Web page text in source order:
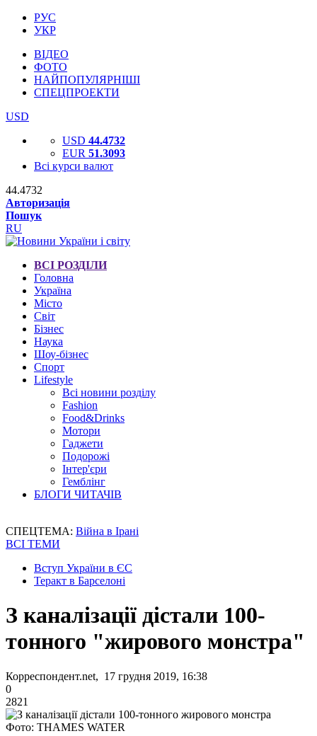
РУС
УКР
ВІДЕО
ФОТО
НАЙПОПУЛЯРНІШІ
СПЕЦПРОЕКТИ
USD
USD 44.4732
EUR 51.3093
Всі курси валют
44.4732
Авторизація
Пошук
RU
ВСІ РОЗДІЛИ
Головна
Україна
Місто
Світ
Бізнес
Наука
Шоу-бізнес
Спорт
Lifestyle
Всі новини розділу
Fashion
Food&Drinks
Мотори
Гаджети
Подорожі
Інтер'єри
Гемблінг
БЛОГИ ЧИТАЧІВ
СПЕЦТЕМА: Війна в Ірані
ВСІ ТЕМИ
Вступ України в ЄС
Теракт в Барселоні
З каналізації дістали 100-
тонного "жирового монстра"
Корреспондент.net, 17 грудня 2019, 16:38
0
2821
Фото: THAMES WATER